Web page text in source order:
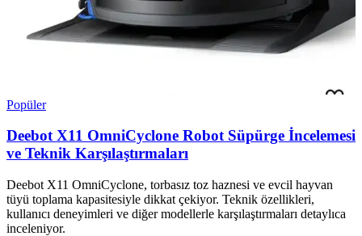
Popüler
Deebot X11 OmniCyclone Robot Süpürge İncelemesi
ve Teknik Karşılaştırmaları
Deebot X11 OmniCyclone, torbasız toz haznesi ve evcil hayvan
tüyü toplama kapasitesiyle dikkat çekiyor. Teknik özellikleri,
kullanıcı deneyimleri ve diğer modellerle karşılaştırmaları detaylıca
inceleniyor.